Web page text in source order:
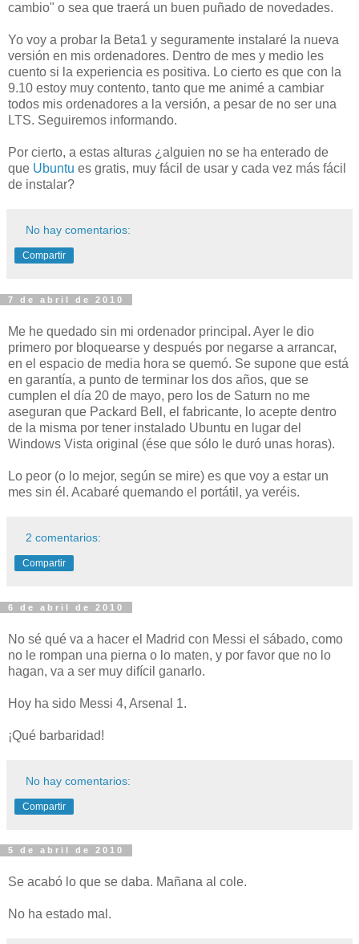
cambio" o sea que traerá un buen puñado de novedades.
Yo voy a probar la Beta1 y seguramente instalaré la nueva
versión en mis ordenadores. Dentro de mes y medio les
cuento si la experiencia es positiva. Lo cierto es que con la
9.10 estoy muy contento, tanto que me animé a cambiar
todos mis ordenadores a la versión, a pesar de no ser una
LTS. Seguiremos informando.
Por cierto, a estas alturas ¿alguien no se ha enterado de
que Ubuntu es gratis, muy fácil de usar y cada vez más fácil
de instalar?
No hay comentarios:
Compartir
7 de abril de 2010
Me he quedado sin mi ordenador principal. Ayer le dio
primero por bloquearse y después por negarse a arrancar,
en el espacio de media hora se quemó. Se supone que está
en garantía, a punto de terminar los dos años, que se
cumplen el día 20 de mayo, pero los de Saturn no me
aseguran que Packard Bell, el fabricante, lo acepte dentro
de la misma por tener instalado Ubuntu en lugar del
Windows Vista original (ése que sólo le duró unas horas).
Lo peor (o lo mejor, según se mire) es que voy a estar un
mes sin él. Acabaré quemando el portátil, ya veréis.
2 comentarios:
Compartir
6 de abril de 2010
No sé qué va a hacer el Madrid con Messi el sábado, como
no le rompan una pierna o lo maten, y por favor que no lo
hagan, va a ser muy difícil ganarlo.
Hoy ha sido Messi 4, Arsenal 1.
¡Qué barbaridad!
No hay comentarios:
Compartir
5 de abril de 2010
Se acabó lo que se daba. Mañana al cole.
No ha estado mal.